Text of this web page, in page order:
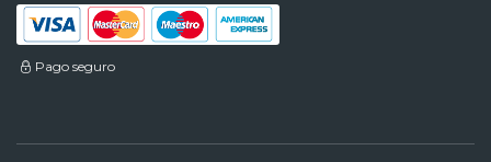
Pago seguro